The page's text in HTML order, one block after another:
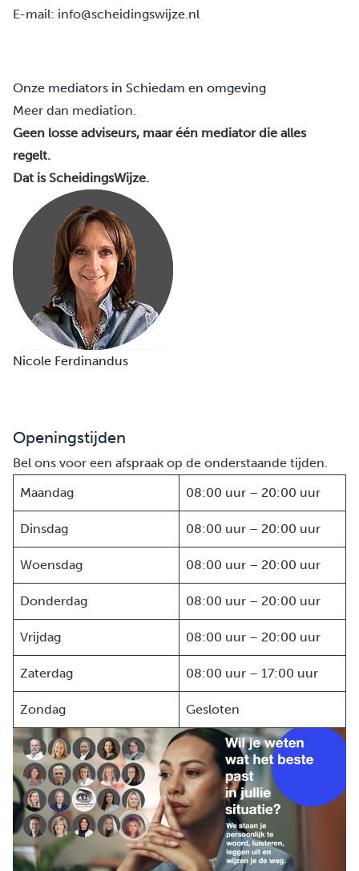
E-mail: info@scheidingswijze.nl
Onze mediators in Schiedam en omgeving
Meer dan mediation.
Geen losse adviseurs, maar één mediator die alles
regelt.
Dat is ScheidingsWijze.
Nicole Ferdinandus
Openingstijden
Bel ons voor een afspraak op de onderstaande tijden.
Maandag
08:00 uur – 20:00 uur
Dinsdag 08:00 uur – 20:00 uur
Woensdag 08:00 uur – 20:00 uur
Donderdag 08:00 uur – 20:00 uur
Vrijdag 08:00 uur – 20:00 uur
Zaterdag 08:00 uur – 17:00 uur
Zondag Gesloten